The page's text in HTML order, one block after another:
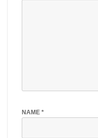
NAME *